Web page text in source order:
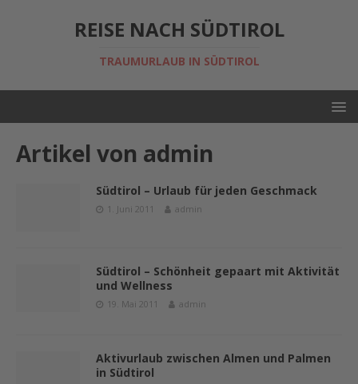
REISE NACH SÜDTIROL
TRAUMURLAUB IN SÜDTIROL
Artikel von admin
Südtirol – Urlaub für jeden Geschmack
1. Juni 2011 admin
Südtirol – Schönheit gepaart mit Aktivität
und Wellness
19. Mai 2011 admin
Aktivurlaub zwischen Almen und Palmen
in Südtirol